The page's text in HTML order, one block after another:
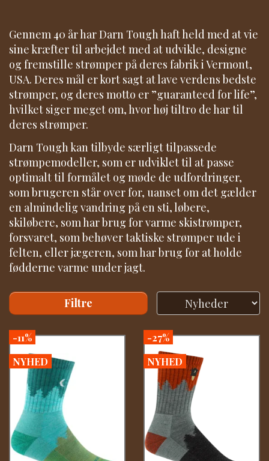
Gennem 40 år har Darn Tough haft held med at vie
sine kræfter til arbejdet med at udvikle, designe
og fremstille strømper på deres fabrik i Vermont,
USA. Deres mål er kort sagt at lave verdens bedste
strømper, og deres motto er ”guaranteed for life”,
hvilket siger meget om, hvor høj tiltro de har til
deres strømper.
Darn Tough kan tilbyde særligt tilpassede
strømpemodeller, som er udviklet til at passe
optimalt til formålet og møde de udfordringer,
som brugeren står over for, uanset om det gælder
en almindelig vandring på en sti, løbere,
skiløbere, som har brug for varme skistrømper,
forsvaret, som behøver taktiske strømper ude i
felten, eller jægeren, som har brug for at holde
fødderne varme under jagt.
Filtre
-11%
NYHED
-27%
NYHED